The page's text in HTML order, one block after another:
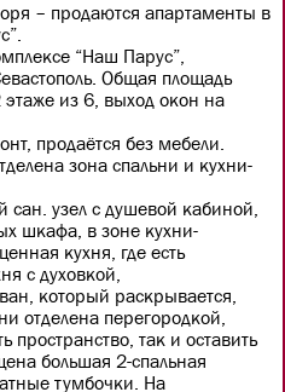
– продаются апартаменты в
“Наш Парус”,
Общая площадь
из 6, выход окон на
продаётся без мебели.
зона спальни и кухни-
узел с душевой кабиной,
шкафа, в зоне кухни-
кухня, где есть
с духовкой,
который раскрывается,
отделена перегородкой,
так и оставить
большая 2-спальная
тумбочки. На